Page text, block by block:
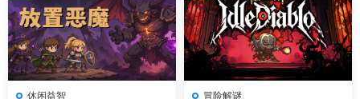
休闲益智 冒险解谜